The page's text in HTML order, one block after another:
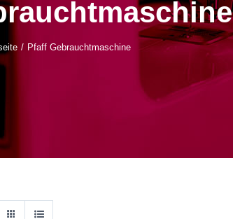
Pfaff Gebrauchtmaschine